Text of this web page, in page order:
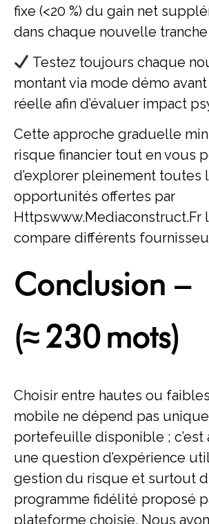
fixe (<20 %) du gain net
dans chaque nouvelle
Testez toujours chaque
montant via mode démo
réelle afin d’évaluer impact
Cette approche graduelle
risque financier tout en vous
d’explorer pleinement toutes
opportunités offertes par
Httpswww.Mediaconstruct.Fr
compare différents
Conclusion –
(≈ 230 mots)
Choisir entre hautes ou
mobile ne dépend pas
portefeuille disponible ; c’est
une question d’expérience
gestion du risque et surtout
programme fidélité proposé
plateforme choisie. Nous